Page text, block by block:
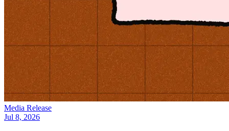
Media Release
Jul 8, 2026